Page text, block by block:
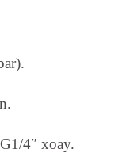
4″ xoay.